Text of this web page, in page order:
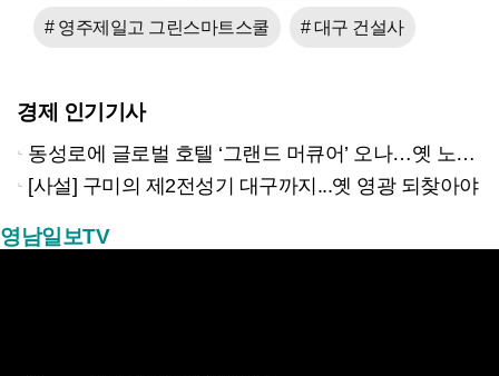
# 영주제일고 그린스마트스쿨 # 대구 건설사
경제 인기기사
동성로에 글로벌 호텔 ‘그랜드 머큐어’ 오나…옛 노보텔 자리 사무실 개설
[사설] 구미의 제2전성기 대구까지...옛 영광 되찾아야
영남일보TV